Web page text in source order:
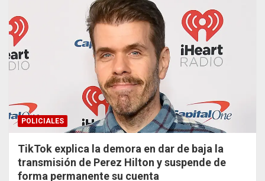
POLICIALES
TikTok explica la demora en dar de baja la
transmisión de Perez Hilton y suspende de
forma permanente su cuenta